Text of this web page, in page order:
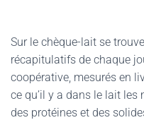
Sur le chèque-lait se
récapitulatifs de chaque
coopérative, mesurés en
ce qu’il y a dans le lait les
des protéines et des